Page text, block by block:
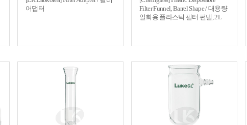
어댑터
Filter Funnel, Barrel Shape / 대용량
일회용 플라스틱 필터 펀넬, 2L